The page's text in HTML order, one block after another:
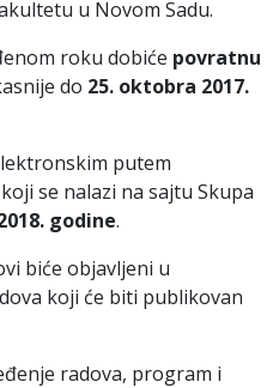
u Novom Sadu.
roku dobiće povratnu
do 25. oktobra 2017.
putem
se nalazi na sajtu Skupa
godine.
biće objavljeni u
koji će biti publikovan
radova, program i